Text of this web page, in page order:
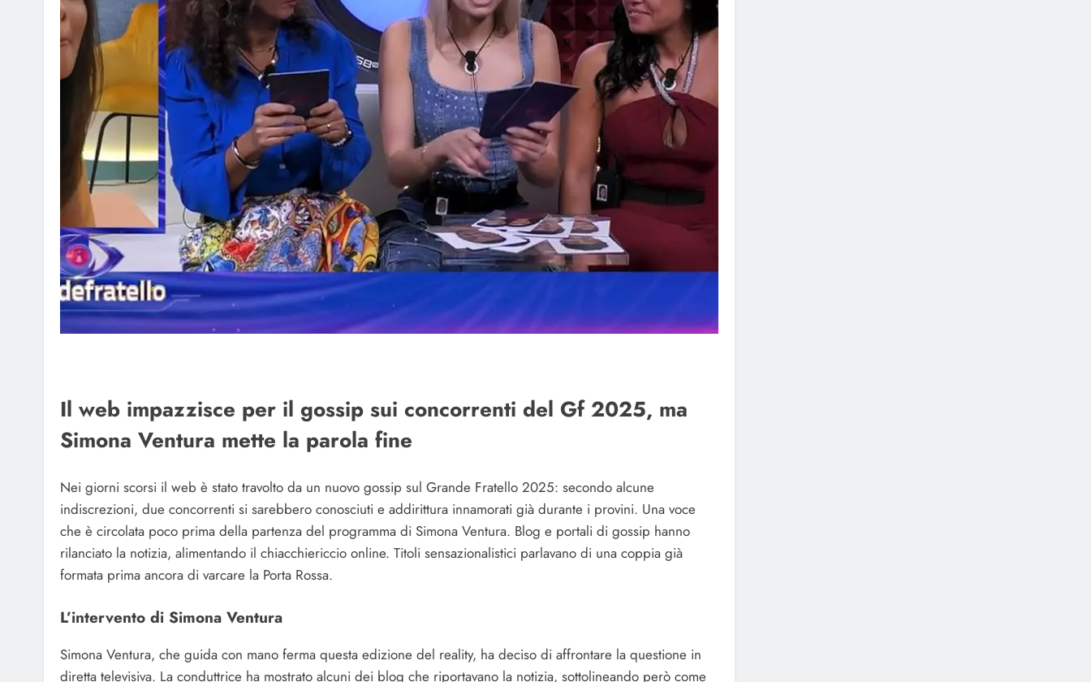
Il web impazzisce per il gossip sui concorrenti del Gf 2025, ma
Simona Ventura mette la parola fine
Nei giorni scorsi il web è stato travolto da un nuovo gossip sul Grande Fratello 2025: secondo alcune
indiscrezioni, due concorrenti si sarebbero conosciuti e addirittura innamorati già durante i provini. Una voce
che è circolata poco prima della partenza del programma di Simona Ventura. Blog e portali di gossip hanno
rilanciato la notizia, alimentando il chiacchiericcio online. Titoli sensazionalistici parlavano di una coppia già
formata prima ancora di varcare la Porta Rossa.
L’intervento di Simona Ventura
Simona Ventura, che guida con mano ferma questa edizione del reality, ha deciso di affrontare la questione in
diretta televisiva. La conduttrice ha mostrato alcuni dei blog che riportavano la notizia, sottolineando però come